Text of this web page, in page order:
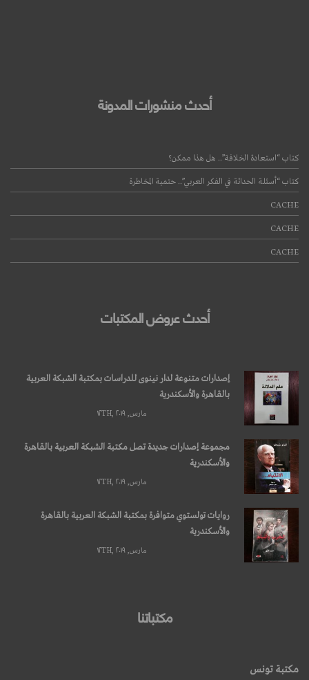
قراءة المزيد
أحدث منشورات المدونة
كتاب “استعادة الخلافة”.. هل هذا ممكن؟
كتاب “أسئلة الحداثة في الفكر العربي”.. حتمية المخاطرة
CACHE
CACHE
CACHE
أحدث عروض المكتبات
إصدارات متنوعة لدار نينوى للدراسات بمكتبة الشبكة العربية
بالقاهرة والأسكندرية
مارس, ۱۲TH, ۲۰۱۹
مجموعة إصدارات جديدة تصل مكتبة الشبكة العربية بالقاهرة
والأسكندرية
مارس, ۱۲TH, ۲۰۱۹
روايات تولستوي متوافرة بمكتبة الشبكة العربية بالقاهرة
والأسكندرية
مارس, ۱۲TH, ۲۰۱۹
مكتباتنا
مكتبة تونس